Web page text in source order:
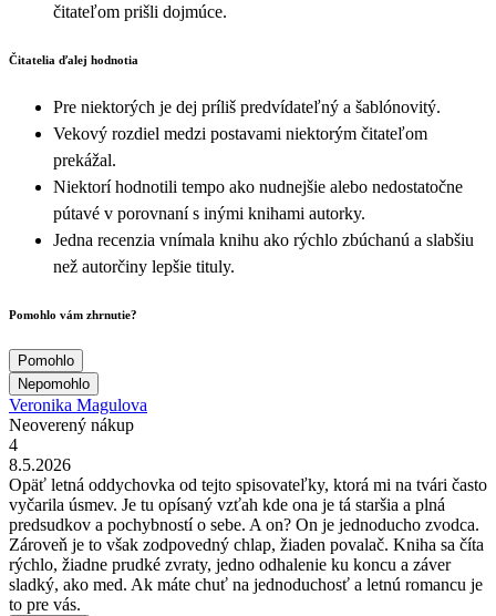
čitateľom prišli dojmúce.
Čitatelia ďalej hodnotia
Pre niektorých je dej príliš predvídateľný a šablónovitý.
Vekový rozdiel medzi postavami niektorým čitateľom
prekážal.
Niektorí hodnotili tempo ako nudnejšie alebo nedostatočne
pútavé v porovnaní s inými knihami autorky.
Jedna recenzia vnímala knihu ako rýchlo zbúchanú a slabšiu
než autorčiny lepšie tituly.
Pomohlo vám zhrnutie?
Pomohlo
Nepomohlo
Veronika Magulova
Neoverený nákup
4
8.5.2026
Opäť letná oddychovka od tejto spisovateľky, ktorá mi na tvári často
vyčarila úsmev. Je tu opísaný vzťah kde ona je tá staršia a plná
predsudkov a pochybností o sebe. A on? On je jednoducho zvodca.
Zároveň je to však zodpovedný chlap, žiaden povalač. Kniha sa číta
rýchlo, žiadne prudké zvraty, jedno odhalenie ku koncu a záver
sladký, ako med. Ak máte chuť na jednoduchosť a letnú romancu je
to pre vás.